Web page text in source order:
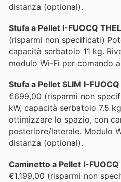
distanza (optional).
Stufa a Pellet I-FUOCQ
(risparmi non specificati)
capacità serbatoio 11 kg.
modulo Wi-Fi per comando
Stufa a Pellet SLIM I-
€699,00 (risparmi non
kW, capacità serbatoio 7.5
ottimizzare lo spazio, con
posteriore/laterale. Modulo
distanza (optional).
Caminetto a Pellet I-FUOCQ
€1.199,00 (risparmi non